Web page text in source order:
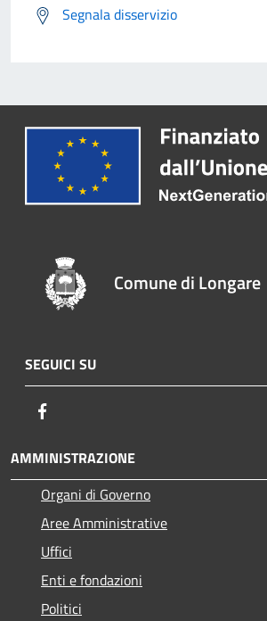
Segnala disservizio
Comune di Longare
SEGUICI SU
AMMINISTRAZIONE
Organi di Governo
Aree Amministrative
Uffici
Enti e fondazioni
Politici